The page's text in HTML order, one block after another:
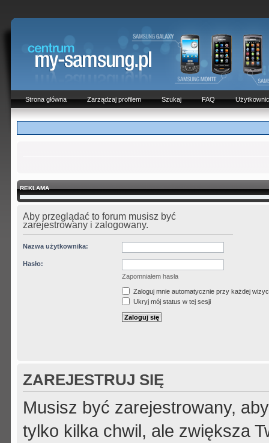
Strona główna Zarządzaj profilem Szukaj FAQ
REKLAMA
Aby przeglądać to forum musisz być
zarejestrowany i zalogowany.
Nazwa użytkownika:
Hasło:
Zapomniałem hasła
Zaloguj mnie automatycznie przy każdej
Ukryj mój status w tej sesji
ZAREJESTRUJ SIĘ
Musisz być zarejestrowany,
tylko kilka chwil, ale zwiększa